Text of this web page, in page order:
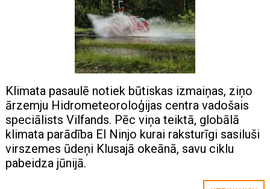
Klimata pasaulē notiek būtiskas izmaiņas, ziņo
ārzemju Hidrometeoroloģijas centra vadošais
speciālists Vilfands. Pēc viņa teiktā, globālā
klimata parādība El Ninjo kurai raksturīgi sasiluši
virszemes ūdeņi Klusajā okeānā, savu ciklu
pabeidza jūnijā.